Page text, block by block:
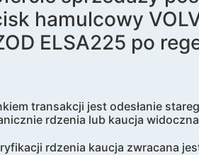
hamulcowy
ELSA225 po
transakcji jest odesłanie
rdzenia lub kaucja
rdzenia kaucja zwracana